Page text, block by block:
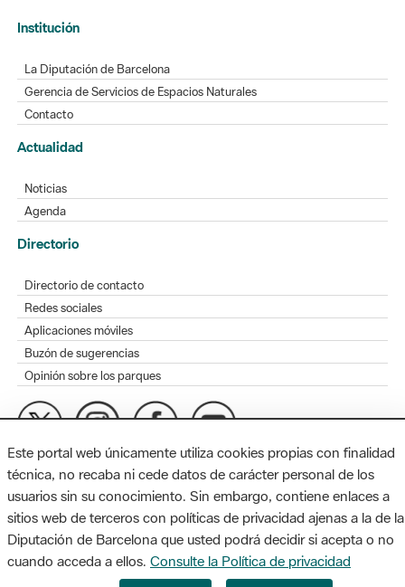
Institución
La Diputación de Barcelona
Gerencia de Servicios de Espacios Naturales
Contacto
Actualidad
Noticias
Agenda
Directorio
Directorio de contacto
Redes sociales
Aplicaciones móviles
Buzón de sugerencias
Opinión sobre los parques
MAPA WEB
Diputación de Barcelona. Edifici Llacuna, 1a planta. Badajoz, 49.
08005 Barcelona. Tel. 934 022 428 / xarxaparcs@diba.cat
Este portal web únicamente utiliza cookies propias con finalidad
técnica, no recaba ni cede datos de carácter personal de los
usuarios sin su conocimiento. Sin embargo, contiene enlaces a
sitios web de terceros con políticas de privacidad ajenas a la de la
Diputación de Barcelona que usted podrá decidir si acepta o no
cuando acceda a ellos. Consulte la Política de privacidad